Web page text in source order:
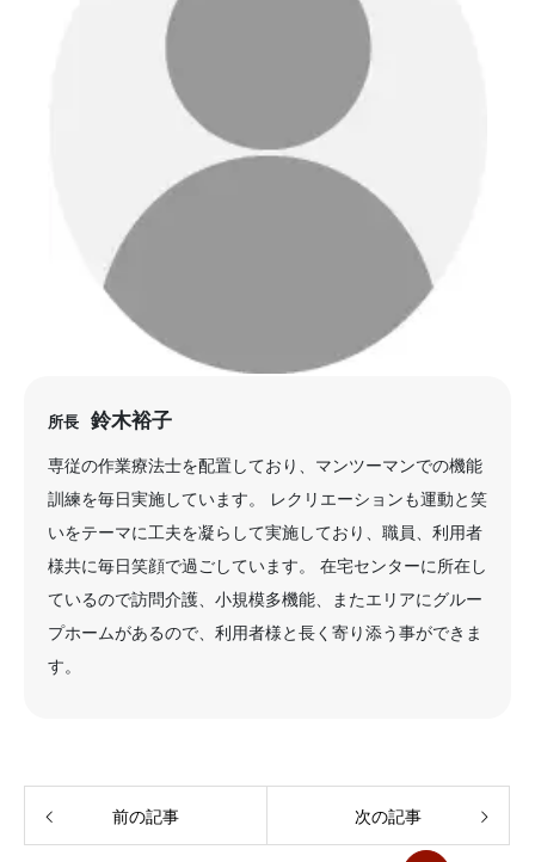
所長 鈴木裕子
専従の作業療法士を配置しており、マンツーマンでの機能
訓練を毎日実施しています。 レクリエーションも運動と笑
いをテーマに工夫を凝らして実施しており、職員、利用者
様共に毎日笑顔で過ごしています。 在宅センターに所在し
ているので訪問介護、小規模多機能、またエリアにグルー
プホームがあるので、利用者様と長く寄り添う事ができま
す。
前の記事 次の記事